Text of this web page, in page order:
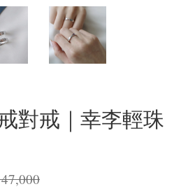
對戒｜幸李輕珠